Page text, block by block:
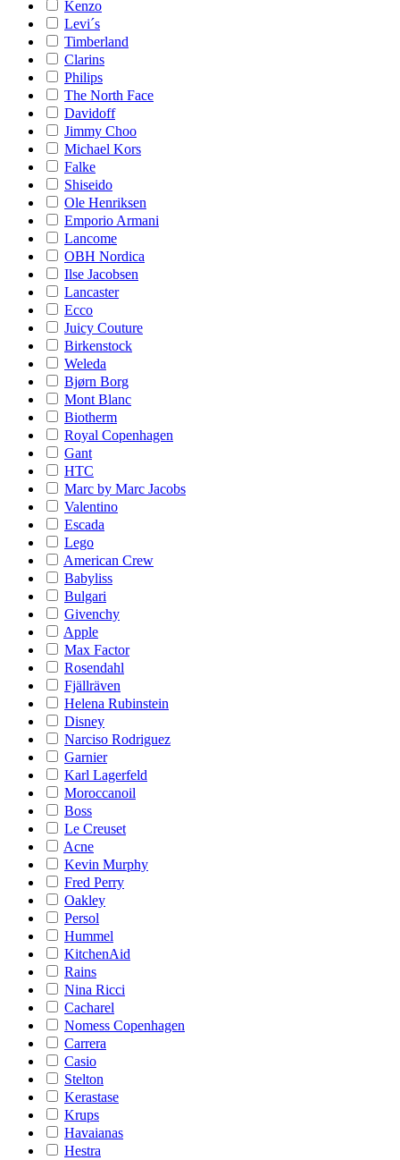
Kenzo
Levi´s
Timberland
Clarins
Philips
The North Face
Davidoff
Jimmy Choo
Michael Kors
Falke
Shiseido
Ole Henriksen
Emporio Armani
Lancome
OBH Nordica
Ilse Jacobsen
Lancaster
Ecco
Juicy Couture
Birkenstock
Weleda
Bjørn Borg
Mont Blanc
Biotherm
Royal Copenhagen
Gant
HTC
Marc by Marc Jacobs
Valentino
Escada
Lego
American Crew
Babyliss
Bulgari
Givenchy
Apple
Max Factor
Rosendahl
Fjällräven
Helena Rubinstein
Disney
Narciso Rodriguez
Garnier
Karl Lagerfeld
Moroccanoil
Boss
Le Creuset
Acne
Kevin Murphy
Fred Perry
Oakley
Persol
Hummel
KitchenAid
Rains
Nina Ricci
Cacharel
Nomess Copenhagen
Carrera
Casio
Stelton
Kerastase
Krups
Havaianas
Hestra